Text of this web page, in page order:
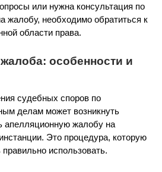
или нужна консультация по
жалобу, необходимо обратиться к
области права.
особенности и
судебных споров по
делам может возникнуть
апелляционную жалобу на
Это процедура, которую
использовать.